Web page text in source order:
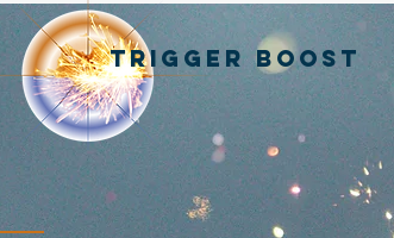
TRIGGER BOOSt